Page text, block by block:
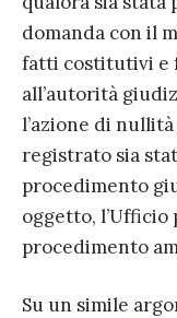
domanda con il
fatti costitutivi e
all’autorità
l’azione di
registrato sia
procedimento
oggetto,
procedimento
Su un simile